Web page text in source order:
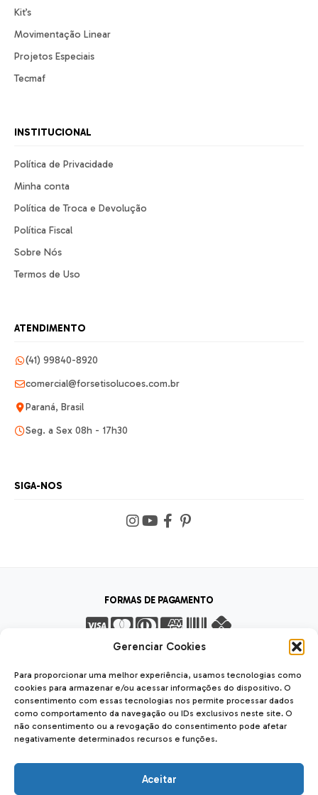
Gerenciar Cookies
Para proporcionar uma melhor experiência, usamos tecnologias como
cookies para armazenar e/ou acessar informações do dispositivo. O
consentimento com essas tecnologias nos permite processar dados
como comportamento da navegação ou IDs exclusivos neste site. O
não consentimento ou a revogação do consentimento pode afetar
negativamente determinados recursos e funções.
Aceitar
Kit’s
Movimentação Linear
Projetos Especiais
Tecmaf
INSTITUCIONAL
Política de Privacidade
Minha conta
Política de Troca e Devolução
Política Fiscal
Sobre Nós
Termos de Uso
ATENDIMENTO
(41) 99840-8920
comercial@forsetisolucoes.com.br
Paraná, Brasil
Seg. a Sex 08h - 17h30
SIGA-NOS
FORMAS DE PAGAMENTO
SEGURANÇA
SSL Seguro Safe